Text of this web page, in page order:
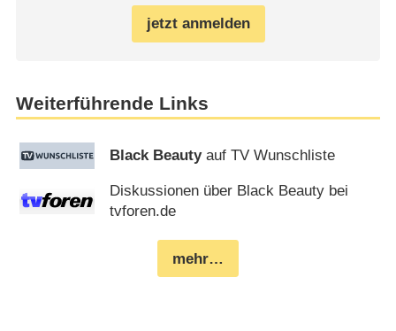
jetzt anmelden
Weiterführende Links
Black Beautyauf TV Wunschliste
Diskussionen über Black Beauty bei
tvforen.de
mehr…